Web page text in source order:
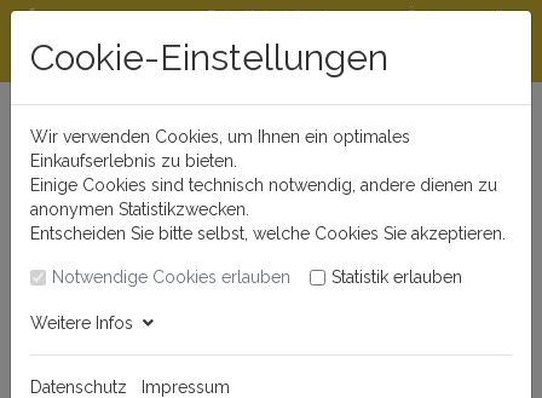
Beratungshotline
0721 - 830 777 0
Rabattstaffeln ab
300 €
Öffnungszeiten
Cookie-Einstellungen
Wir verwenden Cookies, um Ihnen ein optimales
Einkaufserlebnis zu bieten.
Einige Cookies sind technisch notwendig, andere dienen zu
anonymen Statistikzwecken.
Entscheiden Sie bitte selbst, welche Cookies Sie akzeptieren.
Notwendige Cookies erlauben Statistik erlauben
Weitere Infos
Datenschutz Impressum